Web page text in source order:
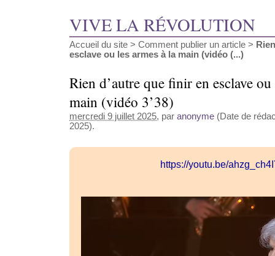
VIVE LA RÉVOLUTION
Accueil du site > Comment publier un article >
esclave ou les armes à la main (vidéo (...)
Rien d’autre que finir en esclave ou
main (vidéo 3’38)
mercredi 9 juillet 2025, par anonyme (Date de
2025).
https://youtu.be/